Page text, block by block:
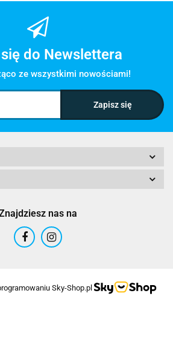
do Newslettera
ze wszystkimi nowościami!
nas na
Sky-Shop.pl